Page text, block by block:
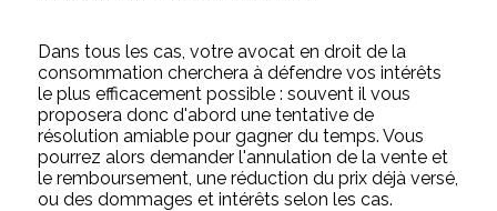
Dans tous les cas, votre avocat en droit de la
consommation cherchera à défendre vos intérêts
le plus efficacement possible : souvent il vous
proposera donc d'abord une tentative de
résolution amiable pour gagner du temps. Vous
pourrez alors demander l'annulation de la vente et
le remboursement, une réduction du prix déjà versé,
ou des dommages et intérêts selon les cas.